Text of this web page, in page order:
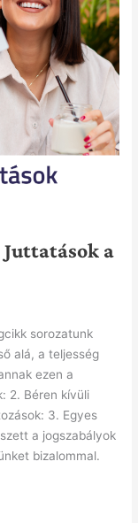
Juttatások a
sorozatunk
alá, a teljesség
ezen a
2. Béren kívüli
3. Egyes
a jogszabályok
bizalommal.